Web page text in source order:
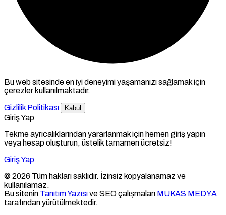
Bu web sitesinde en iyi deneyimi yaşamanızı sağlamak için
çerezler kullanılmaktadır.
Gizlilik Politikası
Kabul
Giriş Yap
Tekme ayrıcalıklarından yararlanmak için hemen giriş yapın
veya hesap oluşturun, üstelik tamamen ücretsiz!
Giriş Yap
© 2026 Tüm hakları saklıdır. İzinsiz kopyalanamaz ve
kullanılamaz.
Bu sitenin Tanıtım Yazısıve SEO çalışmaları MUKAS MEDYA
tarafından yürütülmektedir.